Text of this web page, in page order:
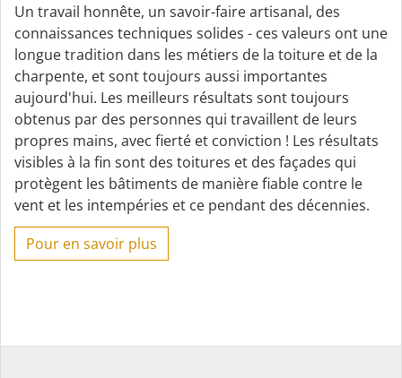
Un travail honnête, un savoir-faire artisanal, des
connaissances techniques solides - ces valeurs ont une
longue tradition dans les métiers de la toiture et de la
charpente, et sont toujours aussi importantes
aujourd'hui. Les meilleurs résultats sont toujours
obtenus par des personnes qui travaillent de leurs
propres mains, avec fierté et conviction ! Les résultats
visibles à la fin sont des toitures et des façades qui
protègent les bâtiments de manière fiable contre le
vent et les intempéries et ce pendant des décennies.
Pour en savoir plus